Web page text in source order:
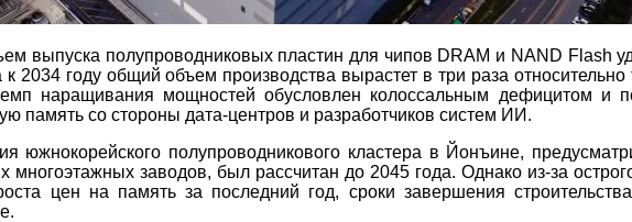
выпуска полупроводниковых пластин для чипов DRAM и NAND Flash
2034 году общий объем производства вырастет в три раза относительно
наращивания мощностей обусловлен колоссальным дефицитом и
память со стороны дата-центров и разработчиков систем ИИ.
южнокорейского полупроводникового кластера в Йонъине,
многоэтажных заводов, был рассчитан до 2045 года. Однако из-за
цен на память за последний год, сроки завершения